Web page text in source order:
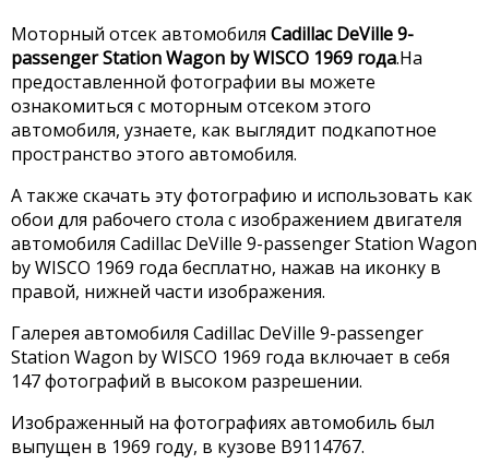
Моторный отсек автомобиля Cadillac DeVille 9-
passenger Station Wagon by WISCO 1969 года.На
предоставленной фотографии вы можете
ознакомиться с моторным отсеком этого
автомобиля, узнаете, как выглядит подкапотное
пространство этого автомобиля.
А также скачать эту фотографию и использовать как
обои для рабочего стола с изображением двигателя
автомобиля Cadillac DeVille 9-passenger Station Wagon
by WISCO 1969 года бесплатно, нажав на иконку в
правой, нижней части изображения.
Галерея автомобиля Cadillac DeVille 9-passenger
Station Wagon by WISCO 1969 года включает в себя
147 фотографий в высоком разрешении.
Изображенный на фотографиях автомобиль был
выпущен в 1969 году, в кузове B9114767.